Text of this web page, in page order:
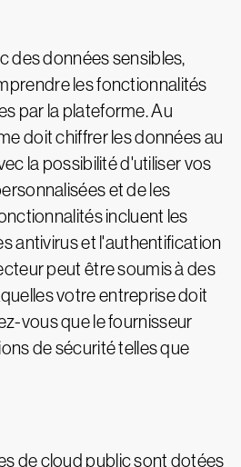
des données sensibles,
les fonctionnalités
par la plateforme. Au
doit chiffrer les données au
la possibilité d'utiliser vos
et de les
incluent les
antivirus et l'authentification
peut être soumis à des
votre entreprise doit
vous que le fournisseur
de sécurité telles que
de cloud public sont dotées